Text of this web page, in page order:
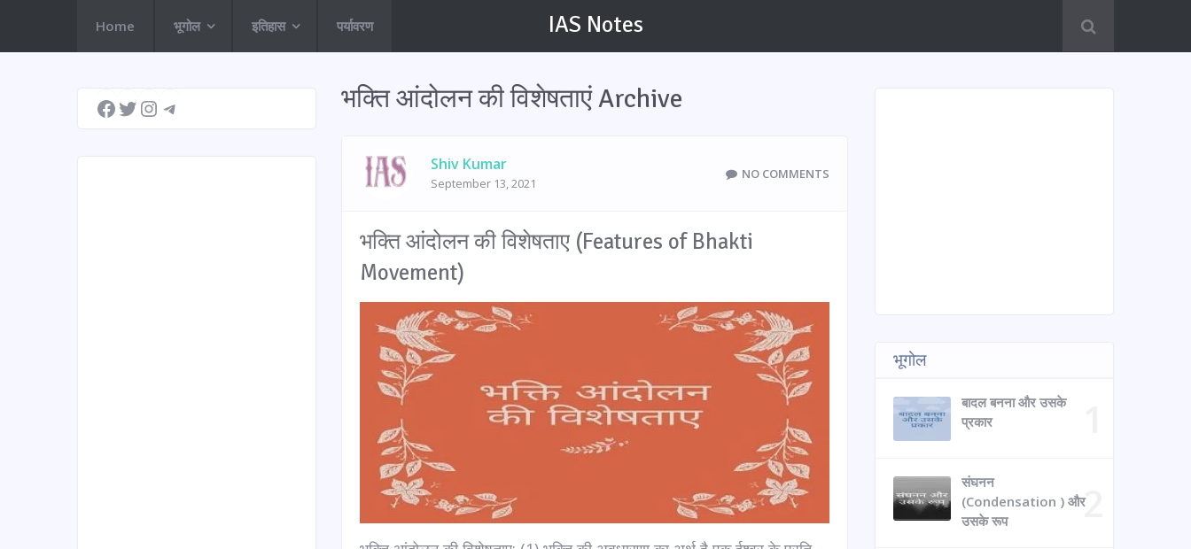
Home भूगोल इतिहास पर्यावरण IAS Notes
भक्ति आंदोलन की विशेषताएं Archive
Shiv Kumar
September 13, 2021
NO COMMENTS
भक्ति आंदोलन की विशेषताए (Features of Bhakti
Movement)
Facebook
TwitterInstagram
भूगोल
बादल बनना और उसके
प्रकार
संघनन
(Condensation ) और
उसके रूप